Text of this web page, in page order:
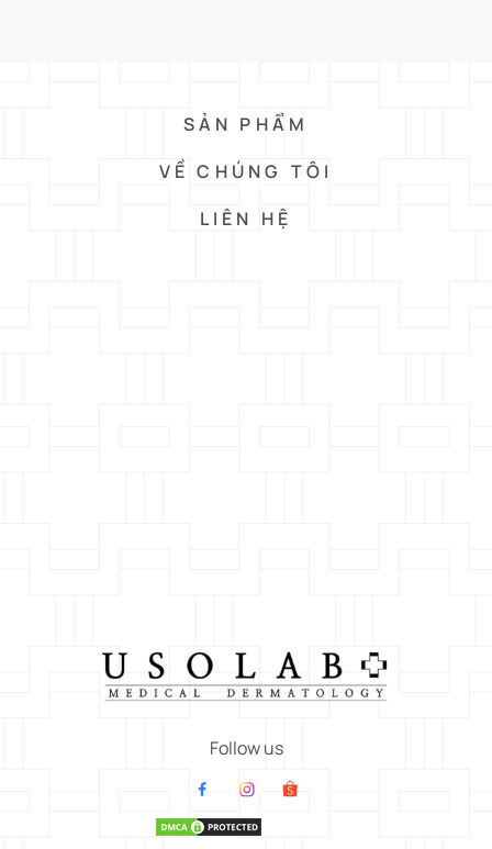
SẢN PHẨM
VỀ CHÚNG TÔI
LIÊN HỆ
Follow us